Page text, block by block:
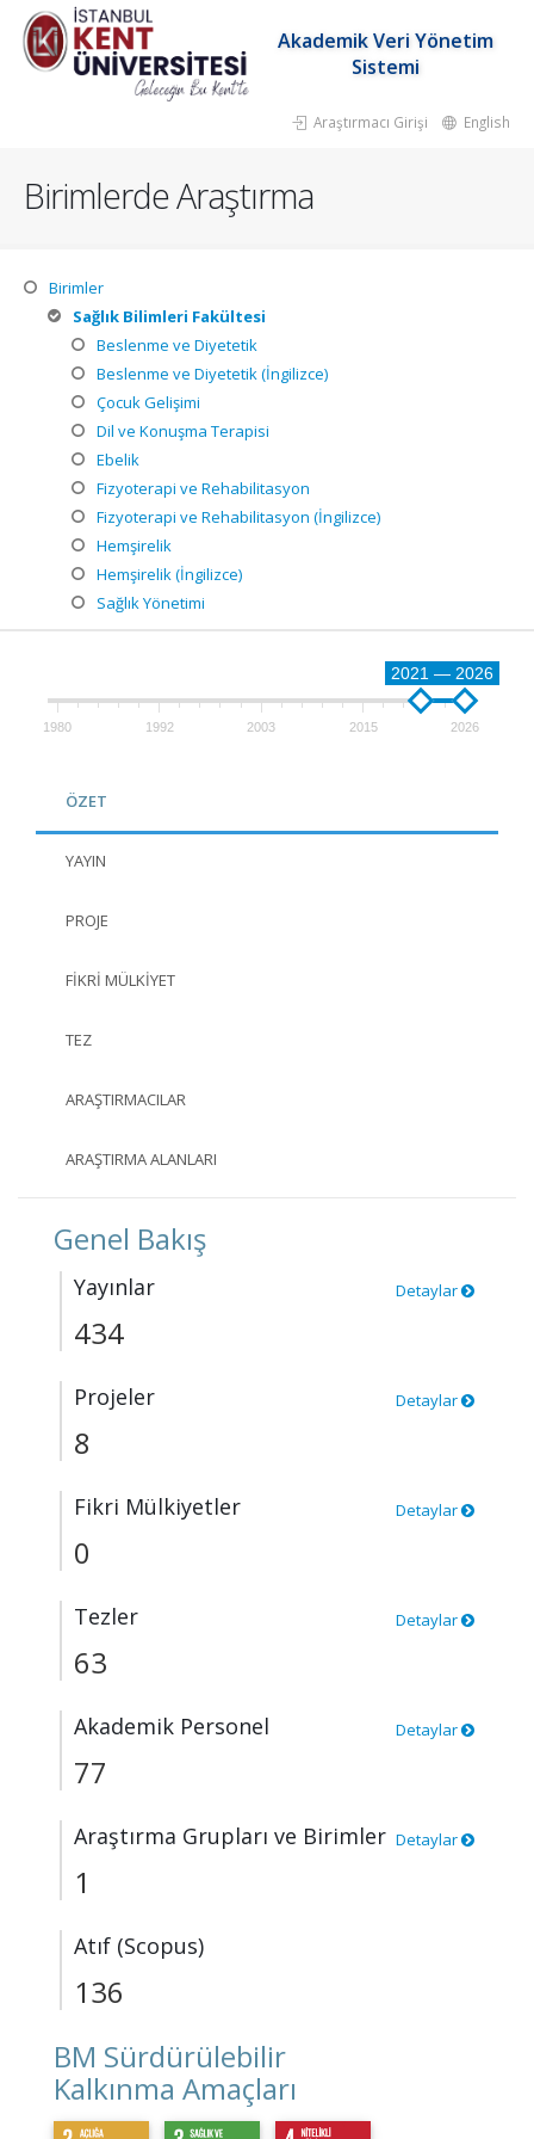
Akademik Veri Yönetim
Sistemi
Araştırmacı Girişi English
Birimlerde Araştırma
Birimler
Sağlık Bilimleri Fakültesi
Beslenme ve Diyetetik
Beslenme ve Diyetetik (İngilizce)
Çocuk Gelişimi
Dil ve Konuşma Terapisi
Ebelik
Fizyoterapi ve Rehabilitasyon
Fizyoterapi ve Rehabilitasyon (İngilizce)
Hemşirelik
Hemşirelik (İngilizce)
Sağlık Yönetimi
2021 — 2026
1980 1992 2003 2015 2026
ÖZET
YAYIN
PROJE
FIKRI MÜLKIYET
TEZ
ARAŞTIRMACILAR
ARAŞTIRMA ALANLARI
Genel Bakış
Yayınlar Detaylar
434
Projeler Detaylar
8
Fikri Mülkiyetler Detaylar
0
Tezler Detaylar
63
Akademik Personel Detaylar
77
Araştırma Grupları ve Birimler Detaylar
1
Atıf (Scopus)
136
BM Sürdürülebilir
Kalkınma Amaçları